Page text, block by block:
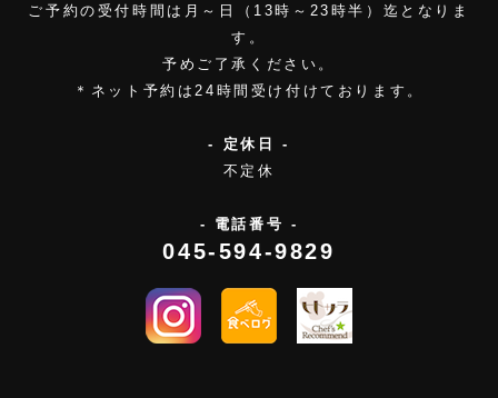
ご予約の受付時間は月～日（13時～23時半）迄となりま
す。
予めご了承ください。
＊ネット予約は24時間受け付けております。
- 定休日 -
不定休
- 電話番号 -
045-594-9829